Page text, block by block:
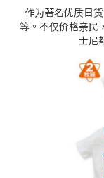
作为著名优质日
等。不仅价格亲民
士尼